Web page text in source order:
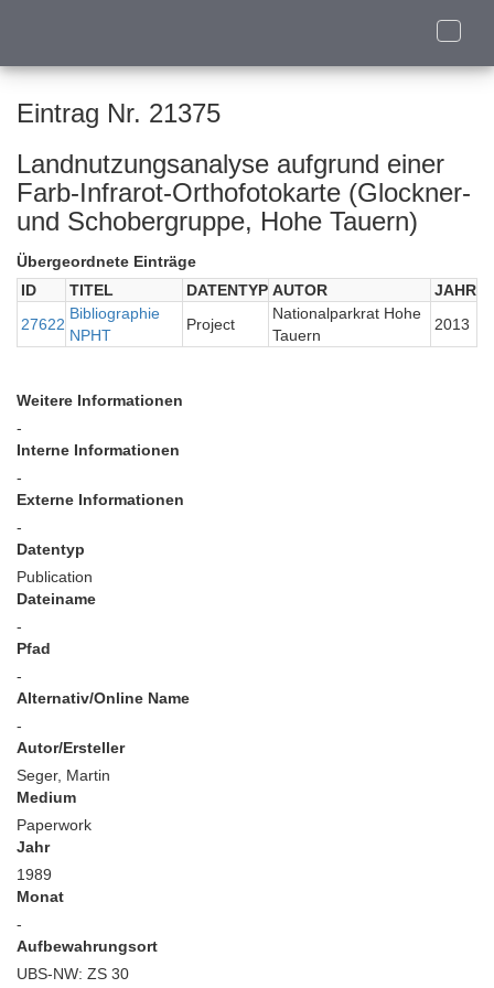
Toggle
Eintrag Nr. 21375
Landnutzungsanalyse aufgrund einer
Farb-Infrarot-Orthofotokarte (Glockner-
und Schobergruppe, Hohe Tauern)
Übergeordnete Einträge
ID
TITEL DATENTYP AUTOR
JAHR
27622
Bibliographie
NPHT
Project
Nationalparkrat Hohe
Tauern
2013
Weitere Informationen
-
Interne Informationen
-
Externe Informationen
-
Datentyp
Publication
Dateiname
-
Pfad
-
Alternativ/Online Name
-
Autor/Ersteller
Seger, Martin
Medium
Paperwork
Jahr
1989
Monat
-
Aufbewahrungsort
UBS-NW: ZS 30